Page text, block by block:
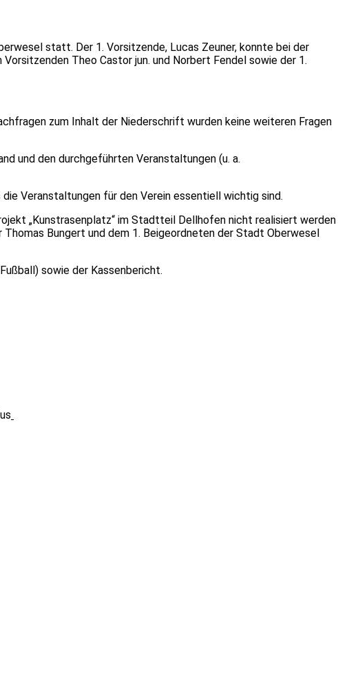
statt. Der 1. Vorsitzende, Lucas Zeuner, konnte bei der
Theo Castor jun. und Norbert Fendel sowie der 1.
zum Inhalt der Niederschrift wurden keine weiteren Fragen
und den durchgeführten Veranstaltungen (u. a.
Veranstaltungen für den Verein essentiell wichtig sind.
„Kunstrasenplatz“ im Stadtteil Dellhofen nicht realisiert werden
Bungert und dem 1. Beigeordneten der Stadt Oberwesel
sowie der Kassenbericht.